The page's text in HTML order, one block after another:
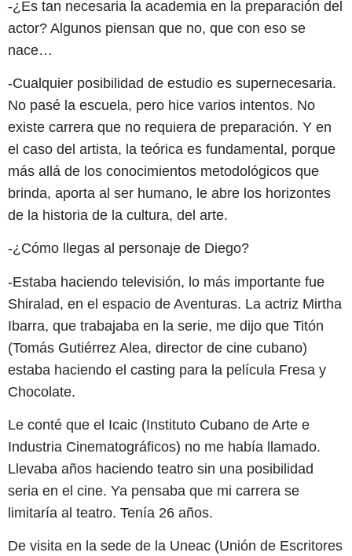
-¿Es tan necesaria la academia en la preparación del
actor? Algunos piensan que no, que con eso se
nace…
-Cualquier posibilidad de estudio es supernecesaria.
No pasé la escuela, pero hice varios intentos. No
existe carrera que no requiera de preparación. Y en
el caso del artista, la teórica es fundamental, porque
más allá de los conocimientos metodológicos que
brinda, aporta al ser humano, le abre los horizontes
de la historia de la cultura, del arte.
-¿Cómo llegas al personaje de Diego?
-Estaba haciendo televisión, lo más importante fue
Shiralad, en el espacio de Aventuras. La actriz Mirtha
Ibarra, que trabajaba en la serie, me dijo que Titón
(Tomás Gutiérrez Alea, director de cine cubano)
estaba haciendo el casting para la película Fresa y
Chocolate.
Le conté que el Icaic (Instituto Cubano de Arte e
Industria Cinematográficos) no me había llamado.
Llevaba años haciendo teatro sin una posibilidad
seria en el cine. Ya pensaba que mi carrera se
limitaría al teatro. Tenía 26 años.
De visita en la sede de la Uneac (Unión de Escritores